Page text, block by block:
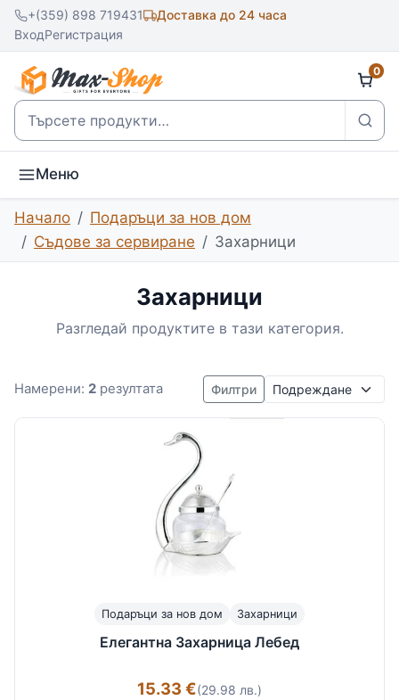
+(359) 898 719431
Доставка до 24 часа
ВходРегистрация
Търсене
0
Меню
Начало
Подаръци за нов дом
Съдове за сервиране
Захарници
Захарници
Разгледай продуктите в тази категория.
Намерени: 2 резултата Филтри Подреждане
Подаръци за нов дом Захарници
Елегантна Захарница Лебед
15.33 €(29.98 лв.)